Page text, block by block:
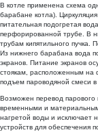
В котле применена схема
барабане котла).
питательная подогретая
перфорированной трубе. В
трубам кипятильного пучка.
Из нижнего барабана вода
экранов. Питание экранов
стоякам, расположенным на
подъем пароводяной смеси в
Возможен перевод
временными и
нагретой воды и исключает
устройств для обеспечения